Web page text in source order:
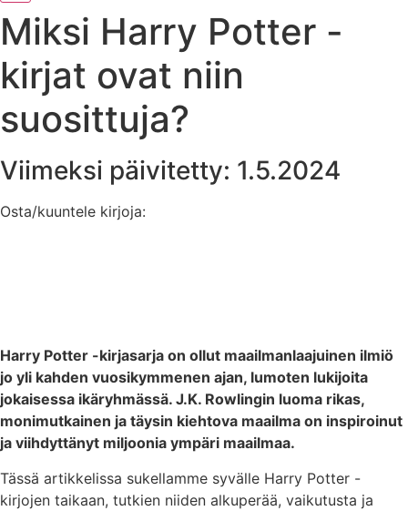
Miksi Harry Potter -
kirjat ovat niin
suosittuja?
Viimeksi päivitetty: 1.5.2024
Osta/kuuntele kirjoja:
Harry Potter -kirjasarja on ollut maailmanlaajuinen ilmiö
jo yli kahden vuosikymmenen ajan, lumoten lukijoita
jokaisessa ikäryhmässä. J.K. Rowlingin luoma rikas,
monimutkainen ja täysin kiehtova maailma on inspiroinut
ja viihdyttänyt miljoonia ympäri maailmaa.
Tässä artikkelissa sukellamme syvälle Harry Potter -
kirjojen taikaan, tutkien niiden alkuperää, vaikutusta ja